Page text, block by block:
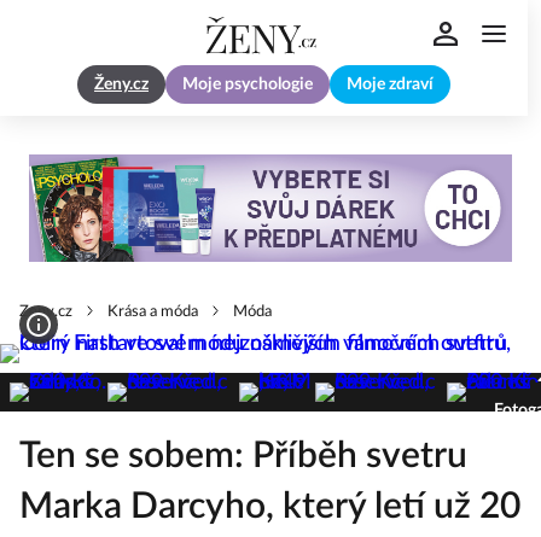
Ženy.cz Moje psychologie Moje zdraví
Zeny.cz Krása a móda Móda
Ten se sobem: Příběh svetru
Marka Darcyho, který letí už 20